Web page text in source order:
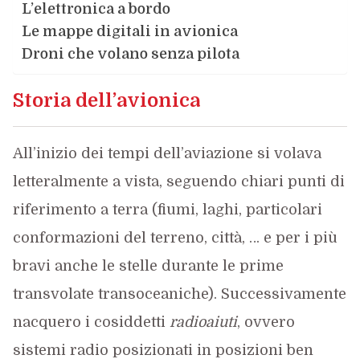
L’elettronica a bordo
Le mappe digitali in avionica
Droni che volano senza pilota
Storia dell’avionica
All’inizio dei tempi dell’aviazione si volava
letteralmente a vista, seguendo chiari punti di
riferimento a terra (fiumi, laghi, particolari
conformazioni del terreno, città, … e per i più
bravi anche le stelle durante le prime
transvolate transoceaniche). Successivamente
nacquero i cosiddetti radioaiuti, ovvero
sistemi radio posizionati in posizioni ben